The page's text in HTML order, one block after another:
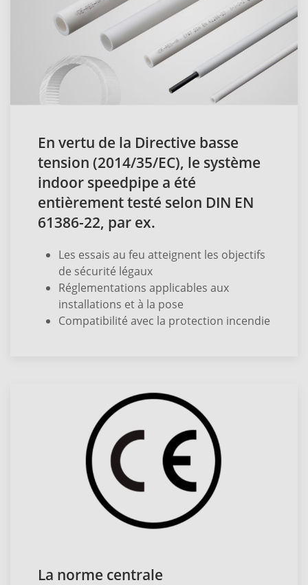
En vertu de la Directive basse
tension (2014/35/EC), le système
indoor speedpipe a été
entièrement testé selon DIN EN
61386-22, par ex.
Les essais au feu atteignent les objectifs
de sécurité légaux
Réglementations applicables aux
installations et à la pose
Compatibilité avec la protection incendie
La norme centrale